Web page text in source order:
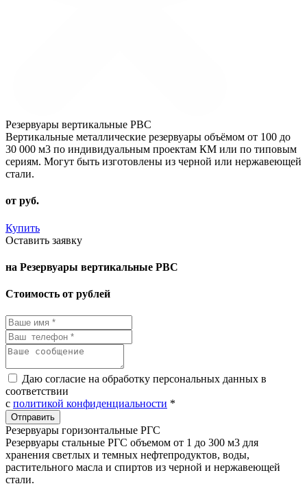
Резервуары вертикальные РВС
Вертикальные металлические резервуары объёмом от 100 до
30 000 м3 по индивидуальным проектам КМ или по типовым
сериям. Могут быть изготовлены из черной или нержавеющей
стали.
от руб.
Купить
Оставить заявку
на Резервуары вертикальные РВС
Стоимость от рублей
Даю согласие на обработку персональных данных в
соответствии
с политикой конфиденциальности *
Резервуары горизонтальные РГС
Резервуары стальные РГС объемом от 1 до 300 м3 для
хранения светлых и темных нефтепродуктов, воды,
растительного масла и спиртов из черной и нержавеющей
стали.